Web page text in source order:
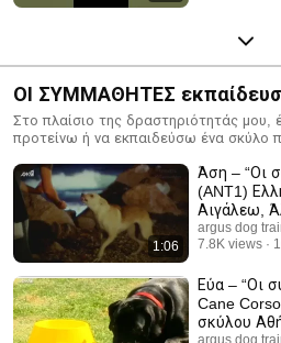
ΟΙ ΣΥΜΜΑΘΗΤΕΣ
Στο πλαίσιο της δραστηριότητάς μου,
προτείνω ή να εκπαιδεύσω ένα σκύλο
εκπομπής, ενός διαφημιστικού σποτ ή
Περιοχές στην Αττική όπου
Αγ. Δημήτριος, Αγ. Παρασκευή, Άγιος
Άλιμος, Ανθούσα, Άνοιξη, Άνω Λιόσια,
Αχαρνές, Βάρη, Βαρυμπόμπη, Βούλα,
Βύρωνας, Γαλάτσι, Γέρακας, Γλυκά
Διόνυσος, Δραπετσώνα, Δροσιά, Εκάλη,
Ζωγράφου, Ηλιούπολη, Ηράκλειο,
Καισαριανή, Καλλιθέα, Καματερό,
Κρυονέρι, Λυκόβρυση, Μαρούσι,
1:06
Άση – “Οι
(ANT1)
Αιγάλεω,
Άνοιξη,
argus dog
7.8K views
Εύα – “Οι
Cane Corso εκπαίδευση
σκύλου
argus dog